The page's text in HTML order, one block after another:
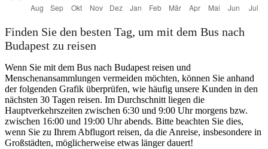
Finden Sie den besten Tag, um mit dem Bus nach
Budapest zu reisen
Wenn Sie mit dem Bus nach Budapest reisen und
Menschenansammlungen vermeiden möchten, können Sie anhand
der folgenden Grafik überprüfen, wie häufig unsere Kunden in den
nächsten 30 Tagen reisen. Im Durchschnitt liegen die
Hauptverkehrszeiten zwischen 6:30 und 9:00 Uhr morgens bzw.
zwischen 16:00 und 19:00 Uhr abends. Bitte beachten Sie dies,
wenn Sie zu Ihrem Abflugort reisen, da die Anreise, insbesondere in
Großstädten, möglicherweise etwas länger dauert!